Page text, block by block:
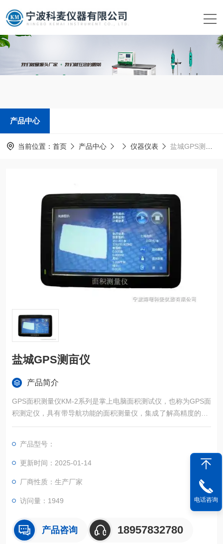
产品中心
当前位置： 首页 产品中心 仪器仪表 盐城GPS测亩仪
盐城GPS测亩仪
产品简介
GPS面积测量仪KM-2系列是掌上电脑面积测试仪，也称为GPS面
积测定仪，具有带导航功能的面积测量仪，集成了解高精度的GP
S定位系统、精确的面积计算方法和智能化的掌上电脑系统，能
产品型号：
更新时间：2025-01-14
厂商性质：生产厂家
访问量：1949
产品咨询 18957832780
电话咨询